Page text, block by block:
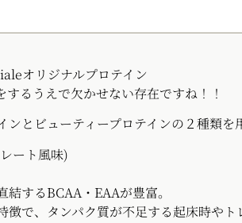
オリジナルプロテイン
るうえで欠かせない存在ですね！！
とビューティープロテインの２種類を
ート風味)
するBCAA・EAAが豊富。
で、タンパク質が不足する起床時やト